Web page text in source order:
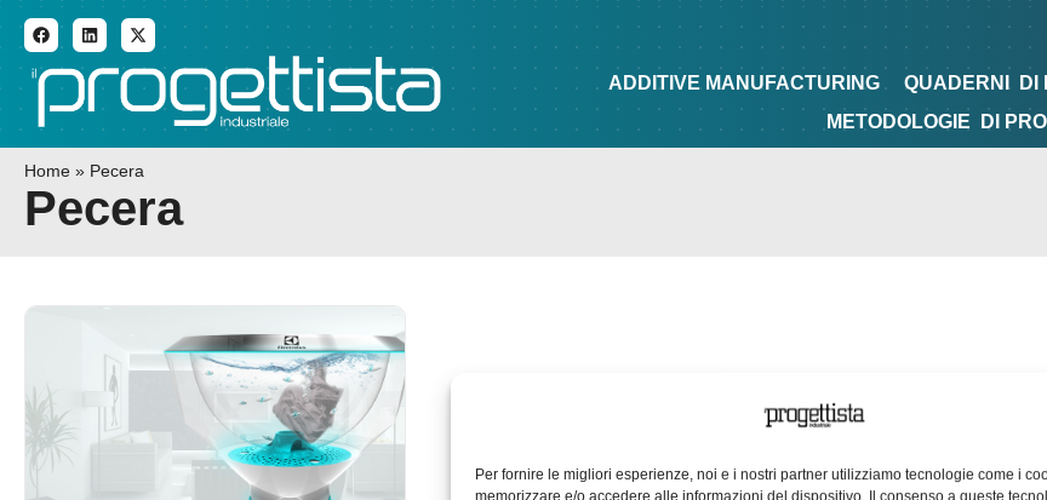
Per fornire le migliori esperienze, noi e i nostri partner utilizziamo tecnologie come i
memorizzare e/o accedere alle informazioni del dispositivo. Il consenso a queste
ADDITIVE MANUFACTURING QUADERNI DI PROGETTAZIONE TIPS&TRICKS
ADDITIVE MANUFACTURING QUADERNI DI
METODOLOGIE
DI
Home » Pecera
Pecera